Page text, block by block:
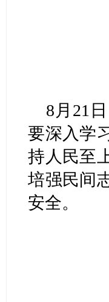
8月21
要深入学
持人民至
培强民间
安全。